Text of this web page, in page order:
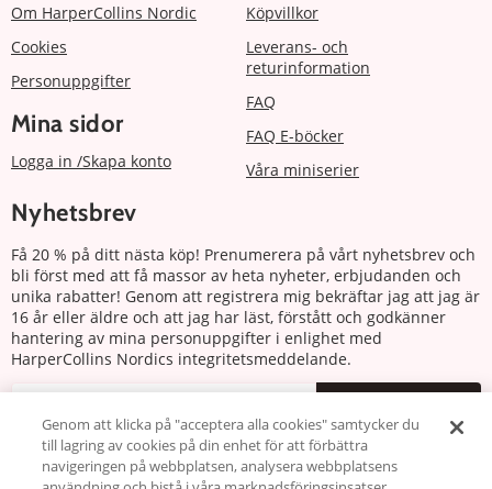
Om HarperCollins Nordic
Cookies
Personuppgifter
Mina sidor
Logga in /Skapa konto
Köpvillkor
Leverans- och
returinformation
FAQ
FAQ E-böcker
Våra miniserier
Nyhetsbrev
Få 20 % på ditt nästa köp! Prenumerera på vårt nyhetsbrev och
bli först med att få massor av heta nyheter, erbjudanden och
unika rabatter! Genom att registrera mig bekräftar jag att jag är
16 år eller äldre och att jag har läst, förstått och godkänner
hantering av mina personuppgifter i enlighet med
HarperCollins Nordics integritetsmeddelande.
Följ oss
Genom att klicka på "acceptera alla cookies" samtycker du
till lagring av cookies på din enhet för att förbättra
navigeringen på webbplatsen, analysera webbplatsens